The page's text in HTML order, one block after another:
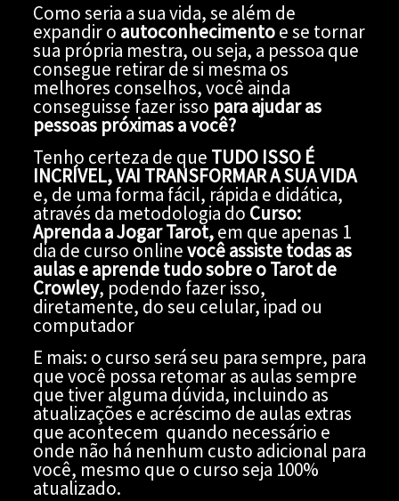
Como seria a sua vida, se além de
expandir o autoconhecimentoe se tornar
sua própria mestra, ou seja, a pessoa que
consegue retirar de si mesma os
melhores conselhos, você ainda
conseguisse fazer isso para ajudar as
pessoas próximas a você?
Tenho certeza de que TUDO ISSO É
INCRÍVEL, VAI TRANSFORMAR A SUA VIDA
e, de uma forma fácil, rápida e didática,
através da metodologia do Curso:
Aprenda a Jogar Tarot,em que apenas 1
dia de curso onlinevocê assiste todas as
aulas e aprende tudo sobre o Tarot de
Crowley, podendo fazer isso,
diretamente, do seu celular, ipad ou
computador
E mais: o curso será seu para sempre, para
que você possa retomar as aulas sempre
que tiver alguma dúvida, incluindo as
atualizações e acréscimo de aulas extras
que acontecem quando necessário e
onde não há nenhum custo adicional para
você, mesmo que o curso seja 100%
atualizado.